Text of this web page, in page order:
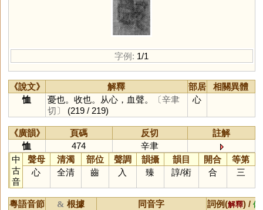
字例: 1/1
《說文》 解釋 部居
相關異體
恤
憂也。收也。从心，血聲。
〔辛聿
切〕
(219 / 219)
心
《廣韻》 頁碼 反切
註解
恤
474
辛聿
中
古
音
聲母 清濁 部位 聲調 韻攝 韻目 開合
等第
心
全清 齒 入 臻 諄/術 合 三
粵語音節 & 根據 同音字 詞例(解釋) / 備